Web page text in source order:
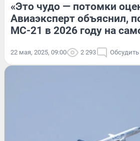
«Это чудо — потомки
Авиаэксперт объяснил,
МС-21 в 2026 году на
22 мая, 2025, 09:00 2 293 Обсудить